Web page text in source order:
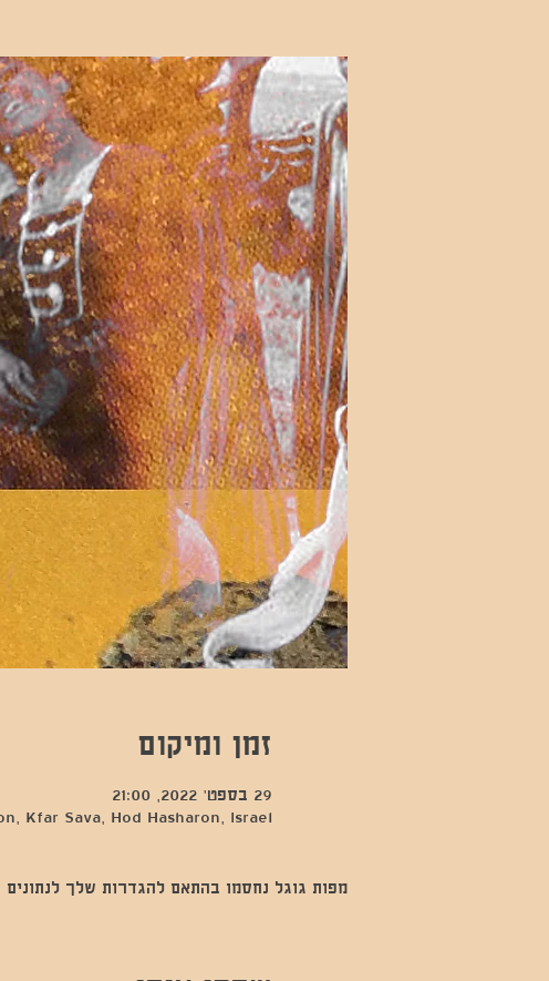
זמן ומיקום
29 בספט׳ 2022, 21:00
Kfar Sava, Hod Hasharon, Israel
מפות גוגל נחסמו בהתאם להגדרות שלך לנתונים